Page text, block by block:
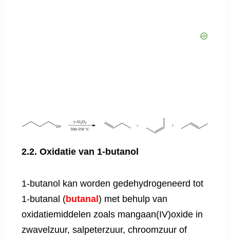
2.2. Oxidatie van 1-butanol
1-butanol kan worden gedehydrogeneerd tot
1-butanal (butanal ) met behulp van
oxidatiemiddelen zoals mangaan(IV)oxide in
zwavelzuur, salpeterzuur, chroomzuur of